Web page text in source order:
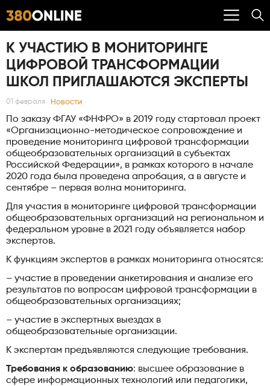
К УЧАСТИЮ В МОНИТОРИНГЕ
ЦИФРОВОЙ ТРАНСФОРМАЦИИ
ШКОЛ ПРИГЛАШАЮТСЯ ЭКСПЕРТЫ
01 февраля Новости
По заказу ФГАУ «ФНФРО» в 2019 году стартовал проект
«Организационно-методическое сопровождение и
проведение мониторинга цифровой трансформации
общеобразовательных организаций в субъектах
Российской Федерации», в рамках которого в начале
2020 года была проведена апробация, а в августе и
сентябре – первая волна мониторинга.
Для участия в мониторинге цифровой трансформации
общеобразовательных организаций на региональном и
федеральном уровне в 2021 году объявляется набор
экспертов.
К функциям экспертов в рамках мониторинга относятся:
– участие в проведении анкетирования и анализе его
результатов по вопросам цифровой трансформации в
общеобразовательных организациях;
– участие в экспертных выездах в
общеобразовательные организации.
К экспертам предъявляются следующие требования.
Требования к образованию: высшее образование в
сфере информационных технологий или педагогики,